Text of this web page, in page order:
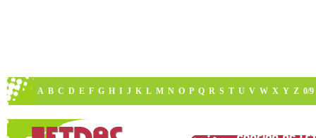
A B C D E F G H I J K L M N O P Q R S T U V W X Y Z 0/9